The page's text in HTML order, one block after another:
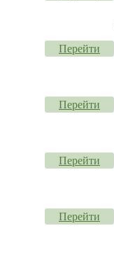
Перейти
Перейти
Перейти
Перейти